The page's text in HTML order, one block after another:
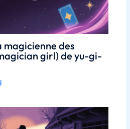
des
girl) de yu-gi-